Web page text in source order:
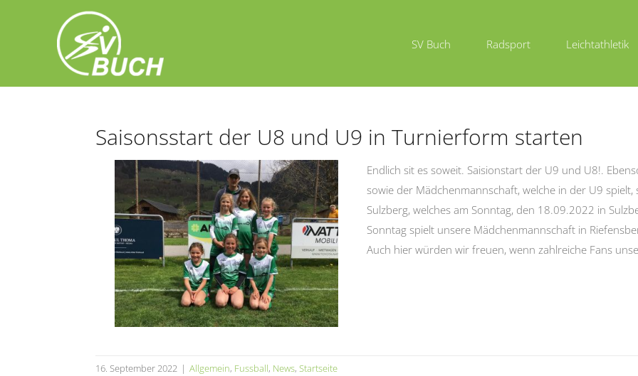
SV Buch Radsport Leichtathletik
Saisonsstart der U8 und U9 in Turnierform starten
Endlich sit es soweit. Saisionstart der U9 und U8!.
sowie der Mädchenmannschaft, welche in der U9
Sulzberg, welches am Sonntag, den 18.09.2022 in
Sonntag spielt unsere Mädchenmannschaft in
Auch hier würden wir freuen, wenn zahlreiche Fans
16. September 2022 | Allgemein, Fussball, News,Startseite